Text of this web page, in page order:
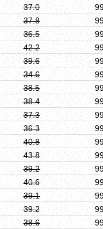
37.0
37.8
36.5
42.2
39.6
34.6
38.5
38.4
37.3
36.3
40.8
43.8
39.2
40.6
39.1
39.2
38.6